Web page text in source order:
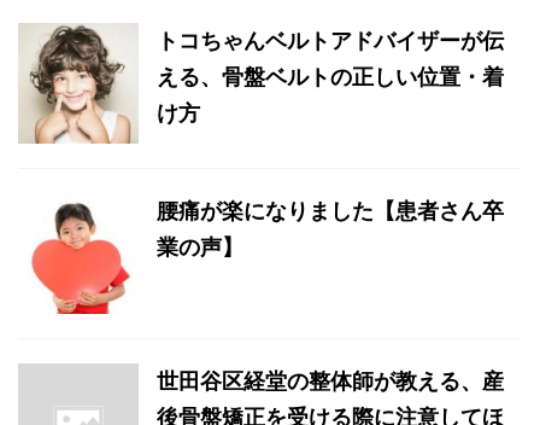
トコちゃんベルトアドバイザーが伝
える、骨盤ベルトの正しい位置・着
け方
腰痛が楽になりました【患者さん卒
業の声】
世田谷区経堂の整体師が教える、産
後骨盤矯正を受ける際に注意してほ